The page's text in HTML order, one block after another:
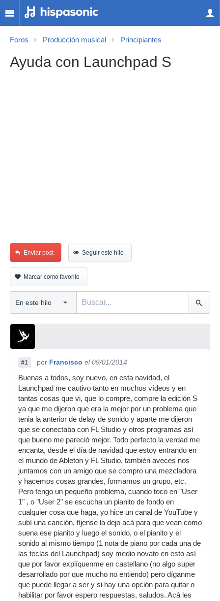
Foros Producción musical Principiantes
Ayuda con Launchpad S
Enviar post Seguir este hilo
Marcar como favorito
#1 por Francisco el 09/01/2014
Buenas a todos, soy nuevo, en esta navidad, el
Launchpad me cautivo tanto en muchos vídeos y en
tantas cosas que vi, que lo compre, compre la edición S
ya que me dijeron que era la mejor por un problema que
tenia la anterior de delay de sonido y aparte me dijeron
que se conectaba con FL Studio y otros programas así
que bueno me pareció mejor. Todo perfecto la verdad me
encanta, desde el día de navidad que estoy entrando en
el mundo de Ableton y FL Studio, también aveces nos
juntamos con un amigo que se compro una mezcladora
y hacemos cosas grandes, formamos un grupo, etc.
Pero tengo un pequeño problema, cuando toco en "User
1" , o "User 2" se escucha un pianito de fondo en
cualquier cosa que haga, yo hice un canal de YouTube y
subí una canción, fíjense la dejo acá para que vean como
suena ese pianito y luego el sonido, o el pianito y el
sonido al mismo tiempo (1 nota de piano por cada una de
las teclas del Launchpad) soy medio novato en esto así
que por favor explíquenme en castellano (no algo super
desarrollado por que mucho no entiendo) pero díganme
que puede llegar a ser y si hay una opción para quitar o
habilitar por favor espero respuestas, saludos. Acá les